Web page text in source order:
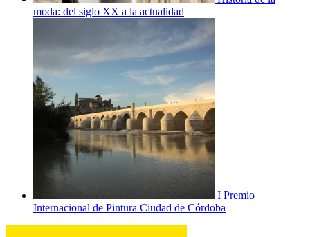
moda: del siglo XX a la actualidad
I Premio
Internacional de Pintura Ciudad de Córdoba